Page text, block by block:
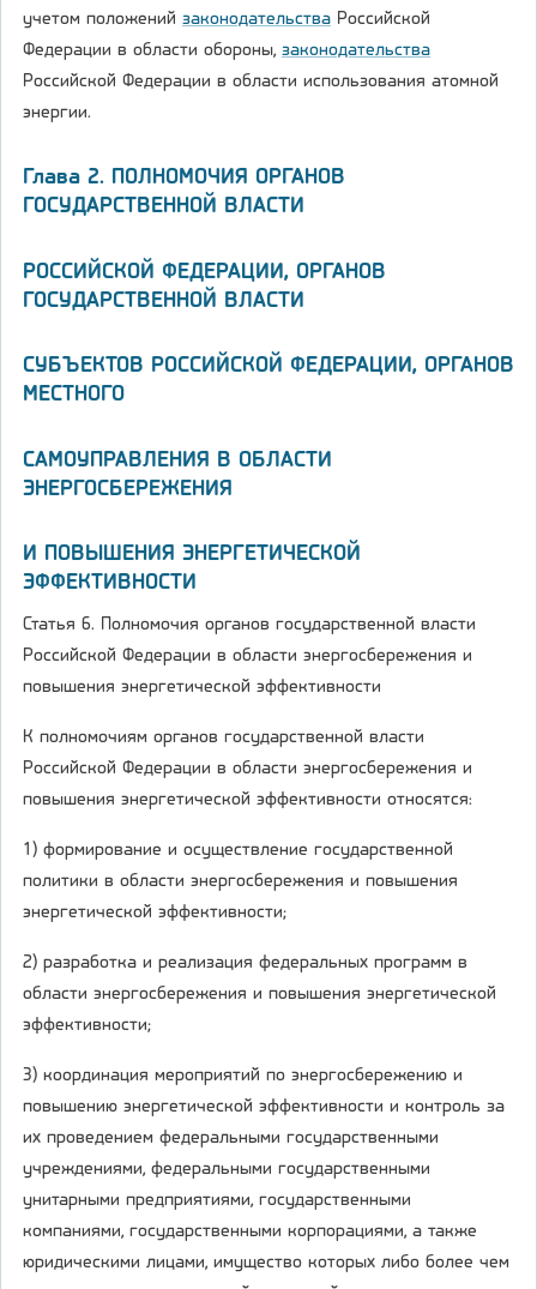
учетом положений законодательства Российской
Федерации в области обороны, законодательства
Российской Федерации в области использования атомной
энергии.
Глава 2. ПОЛНОМОЧИЯ ОРГАНОВ
ГОСУДАРСТВЕННОЙ ВЛАСТИ
РОССИЙСКОЙ ФЕДЕРАЦИИ, ОРГАНОВ
ГОСУДАРСТВЕННОЙ ВЛАСТИ
СУБЪЕКТОВ РОССИЙСКОЙ ФЕДЕРАЦИИ, ОРГАНОВ
МЕСТНОГО
САМОУПРАВЛЕНИЯ В ОБЛАСТИ
ЭНЕРГОСБЕРЕЖЕНИЯ
И ПОВЫШЕНИЯ ЭНЕРГЕТИЧЕСКОЙ
ЭФФЕКТИВНОСТИ
Статья 6. Полномочия органов государственной власти
Российской Федерации в области энергосбережения и
повышения энергетической эффективности
К полномочиям органов государственной власти
Российской Федерации в области энергосбережения и
повышения энергетической эффективности относятся:
1) формирование и осуществление государственной
политики в области энергосбережения и повышения
энергетической эффективности;
2) разработка и реализация федеральных программ в
области энергосбережения и повышения энергетической
эффективности;
3) координация мероприятий по энергосбережению и
повышению энергетической эффективности и контроль за
их проведением федеральными государственными
учреждениями, федеральными государственными
унитарными предприятиями, государственными
компаниями, государственными корпорациями, а также
юридическими лицами, имущество которых либо более чем